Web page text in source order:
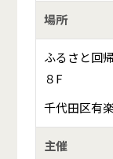
場所
ふるさと回
８F
千代田区有
主催